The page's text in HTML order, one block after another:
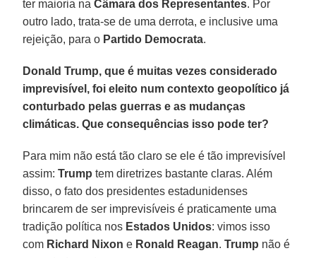
ter maioria naCâmara dos Representantes. Por
outro lado, trata-se de uma derrota, e inclusive uma
rejeição, para o Partido Democrata.
Donald Trump, que é muitas vezes considerado
imprevisível, foi eleito num contexto geopolítico já
conturbado pelas guerras e as mudanças
climáticas. Que consequências isso pode ter?
Para mim não está tão claro se ele é tão imprevisível
assim:Trump tem diretrizes bastante claras. Além
disso, o fato dos presidentes estadunidenses
brincarem de ser imprevisíveis é praticamente uma
tradição política nos Estados Unidos: vimos isso
com Richard Nixon e Ronald Reagan.Trump não é